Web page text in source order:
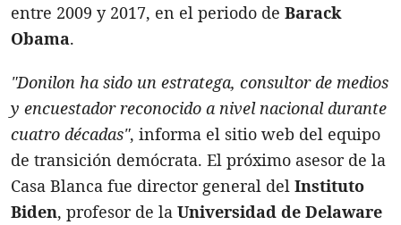
entre 2009 y 2017, en el periodo de Barack
Obama.
"Donilon ha sido un estratega, consultor de medios
y encuestador reconocido a nivel nacional durante
cuatro décadas", informa el sitio web del equipo
de transición demócrata. El próximo asesor de la
Casa Blanca fue director general del Instituto
Biden, profesor de la Universidad de Delaware